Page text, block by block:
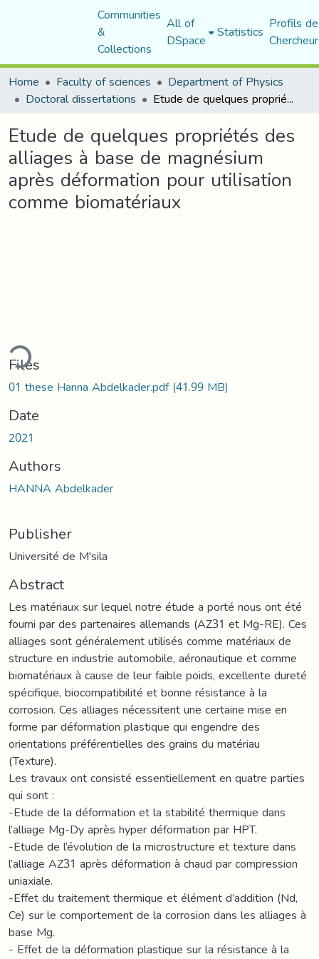
Communities
&
Collections
All of
DSpace Statistics Profils
Home
Faculty of sciences Department of Physics
Doctoral dissertations Etude de quelques propriétés des alliages à base de magnésium après déformation pour utilisation comme biomatériaux
Etude de quelques propriétés des
alliages à base de magnésium
après déformation pour utilisation
comme biomatériaux
Files
01 these Hanna Abdelkader.pdf(41.99 MB)
Date
2021
Authors
HANNA Abdelkader
Publisher
Université de M'sila
Abstract
Les matériaux sur lequel notre étude a porté nous ont été
fourni par des partenaires allemands (AZ31 et Mg-RE). Ces
alliages sont généralement utilisés comme matériaux de
structure en industrie automobile, aéronautique et comme
biomatériaux à cause de leur faible poids, excellente dureté
spécifique, biocompatibilité et bonne résistance à la
corrosion. Ces alliages nécessitent une certaine mise en
forme par déformation plastique qui engendre des
orientations préférentielles des grains du matériau
(Texture).
Les travaux ont consisté essentiellement en quatre parties
qui sont :
-Etude de la déformation et la stabilité thermique dans
l’alliage Mg-Dy après hyper déformation par HPT.
-Etude de l’évolution de la microstructure et texture dans
l’alliage AZ31 après déformation à chaud par compression
uniaxiale.
-Effet du traitement thermique et élément d’addition (Nd,
Ce) sur le comportement de la corrosion dans les alliages à
base Mg.
- Effet de la déformation plastique sur la résistance à la